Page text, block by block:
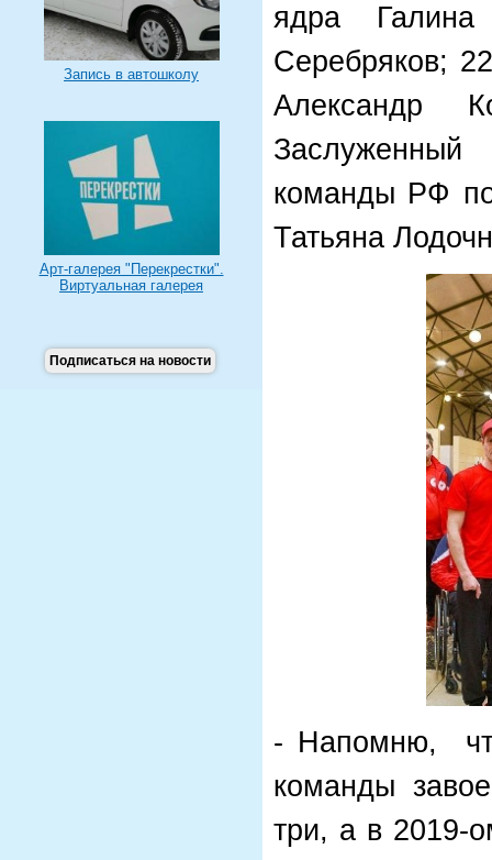
Запись в автошколу
Арт-галерея "Перекрестки".
Виртуальная галерея
Подписаться на новости
ядра Галина
Серебряков;
Александр
команды РФ
Татьяна
- Напомню,
команды
три, а в 2019-